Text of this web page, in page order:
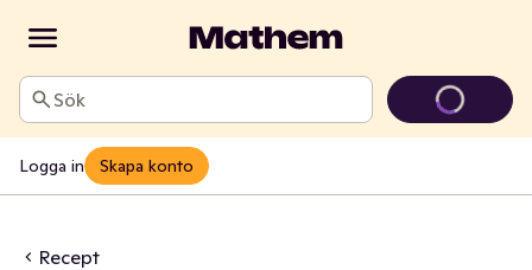
Sök
Logga in Skapa konto
Recept